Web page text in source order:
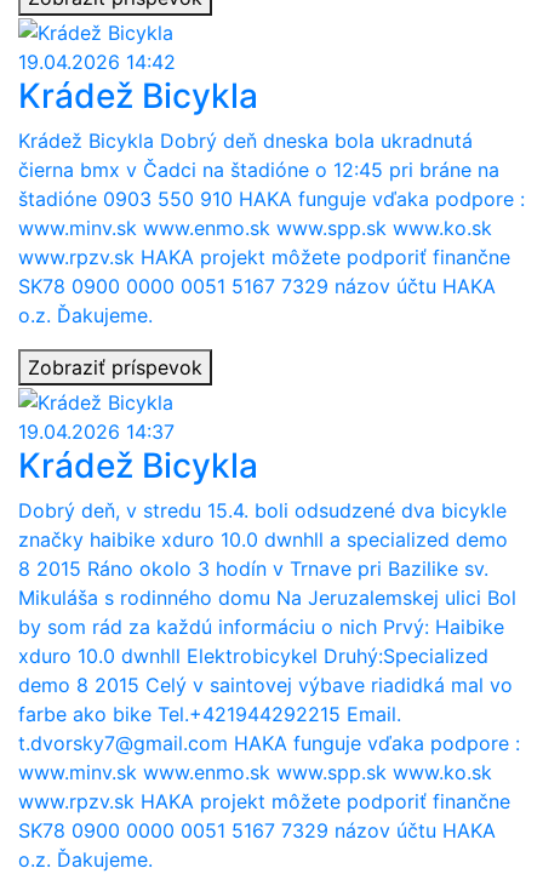
19.04.2026 14:42
Krádež Bicykla
Krádež Bicykla Dobrý deň dneska bola ukradnutá
čierna bmx v Čadci na štadióne o 12:45 pri bráne na
štadióne 0903 550 910 HAKA funguje vďaka podpore :
www.minv.sk www.enmo.sk www.spp.sk www.ko.sk
www.rpzv.sk HAKA projekt môžete podporiť finančne
SK78 0900 0000 0051 5167 7329 názov účtu HAKA
o.z. Ďakujeme.
Zobraziť príspevok
19.04.2026 14:37
Krádež Bicykla
Dobrý deň, v stredu 15.4. boli odsudzené dva bicykle
značky haibike xduro 10.0 dwnhll a specialized demo
8 2015 Ráno okolo 3 hodín v Trnave pri Bazilike sv.
Mikuláša s rodinného domu Na Jeruzalemskej ulici Bol
by som rád za každú informáciu o nich Prvý: Haibike
xduro 10.0 dwnhll Elektrobicykel Druhý:Specialized
demo 8 2015 Celý v saintovej výbave riadidká mal vo
farbe ako bike Tel.+421944292215 Email.
t.dvorsky7@gmail.com HAKA funguje vďaka podpore :
www.minv.sk www.enmo.sk www.spp.sk www.ko.sk
www.rpzv.sk HAKA projekt môžete podporiť finančne
SK78 0900 0000 0051 5167 7329 názov účtu HAKA
o.z. Ďakujeme.